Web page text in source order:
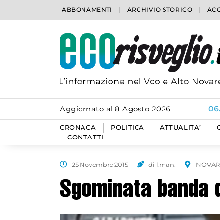
ABBONAMENTI ARCHIVIO STORICO
Aggiornato al 8 Agosto 2026
CRONACA POLITICA ATTUALITA’
CONTATTI
25 Novembre 2015 di l.man.
Sgominata banda